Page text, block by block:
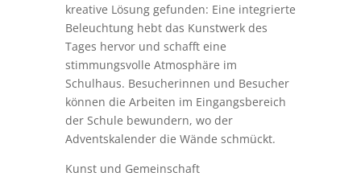
kreative Lösung gefunden: Eine integrierte
Beleuchtung hebt das Kunstwerk des
Tages hervor und schafft eine
stimmungsvolle Atmosphäre im
Schulhaus. Besucherinnen und Besucher
können die Arbeiten im Eingangsbereich
der Schule bewundern, wo der
Adventskalender die Wände schmückt.
Kunst und Gemeinschaft